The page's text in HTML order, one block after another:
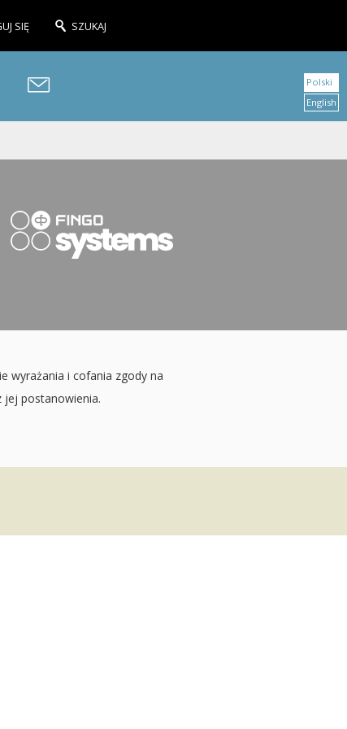
SIĘ SZUKAJ
Polski
English
wyrażania i cofania zgody na
jej postanowienia.